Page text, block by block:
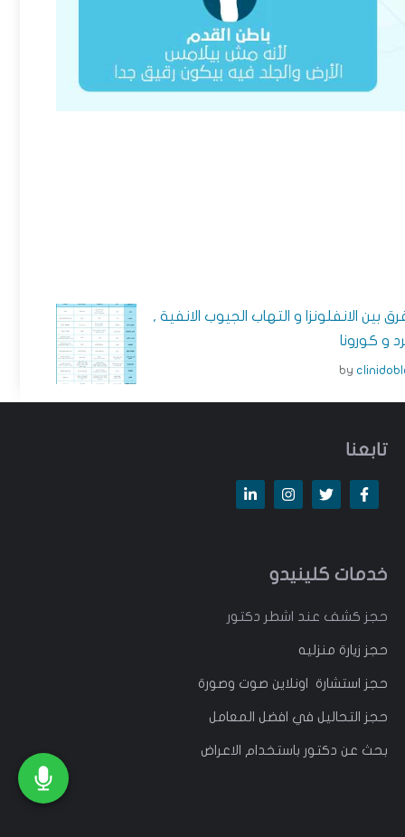
بين الانفلونزا و التهاب الجيوب الانفية ,
و كورونا
by
تابعنا
خدمات كلينيدو
حجز كشف عند اشطر دكتور
حجز زيارة منزليه
حجز استشارة اونلاين صوت وصورة
حجز التحاليل في افضل المعامل
بحث عن دكتور باستخدام الاعراض